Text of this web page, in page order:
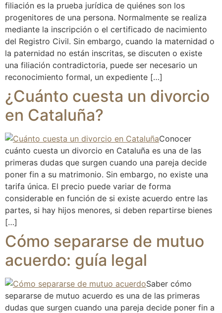
filiación es la prueba jurídica de quiénes son los
progenitores de una persona. Normalmente se realiza
mediante la inscripción o el certificado de nacimiento
del Registro Civil. Sin embargo, cuando la maternidad o
la paternidad no están inscritas, se discuten o existe
una filiación contradictoria, puede ser necesario un
reconocimiento formal, un expediente […]
¿Cuánto cuesta un divorcio
en Cataluña?
Conocer
cuánto cuesta un divorcio en Cataluña es una de las
primeras dudas que surgen cuando una pareja decide
poner fin a su matrimonio. Sin embargo, no existe una
tarifa única. El precio puede variar de forma
considerable en función de si existe acuerdo entre las
partes, si hay hijos menores, si deben repartirse bienes
[…]
Cómo separarse de mutuo
acuerdo: guía legal
Saber cómo
separarse de mutuo acuerdo es una de las primeras
dudas que surgen cuando una pareja decide poner fin a